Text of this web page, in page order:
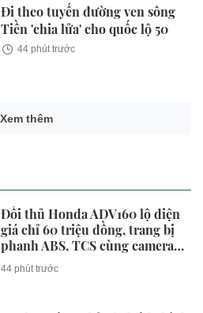
Đi theo tuyến đường ven sông
Tiền 'chia lửa' cho quốc lộ 50
44 phút trước
Nữ ca sĩ cờ bạc nợ 15 tỷ đến mức
Tất cả người dân trên cả nước
cần đặc biệt cảnh giác trước loại
camera sau